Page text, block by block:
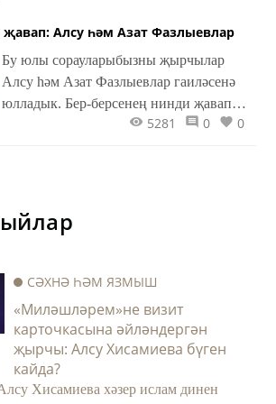
җавап: Алсу һәм Азат Фазлыевлар
Бу юлы сорауларыбызны җырчылар
Алсу һәм Азат Фазлыевлар гаиләсенә
юлладык. Бер-берсенең нинди җавап
биргәнен алар белми, шуңа күрә кайбер
5281 0 0
СӘХНӘ ҺӘМ ЯЗМЫШ
«Миләшләрем»не визит
карточкасына әйләндергән
җырчы: Алсу Хисамиева бүген
кайда?
Хисамиева хәзер ислам динен